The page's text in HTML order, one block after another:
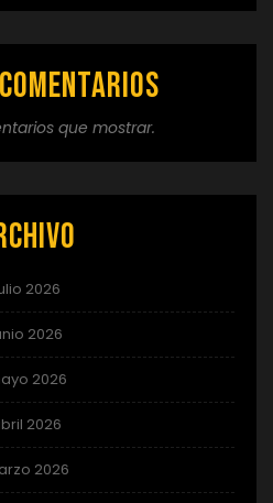
que mostrar.
2026
2026
2026
2026
2026